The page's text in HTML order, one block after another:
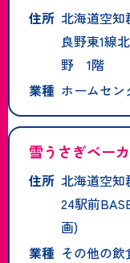
住所 北海道空知
良野東1線
野 1階
業種 ホームセ
雪うさぎベー
住所 北海道空知
24駅前
画)
業種 その他の